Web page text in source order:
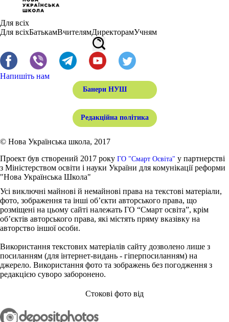
Для всіх
Для всіхБатькамВчителямДиректорамУчням
Напишіть нам
Банери НУШ
Редакційна політика
© Нова Українська школа, 2017
Проект був створений 2017 року ГО "Смарт Освіта" у партнерстві
з Міністерством освіти і науки України для комунікації реформи
"Нова Українська Школа"
Усі виключні майнові й немайнові права на текстові матеріали,
фото, зображення та інші об’єкти авторського права, що
розміщені на цьому сайті належать ГО “Смарт освіта”, крім
об’єктів авторського права, які містять пряму вказівку на
авторство іншої особи.
Використання текстових матеріалів сайту дозволено лише з
посиланням (для інтернет-видань - гіперпосиланням) на
джерело. Використання фото та зображень без погодження з
редакцією суворо заборонено.
Стокові фото від